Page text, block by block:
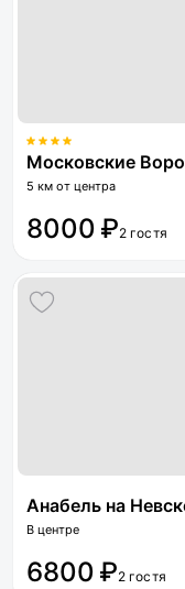
Московские
5 км от центра
8000 ₽2 гостя
Анабель на
В центре
6800 ₽2 гостя